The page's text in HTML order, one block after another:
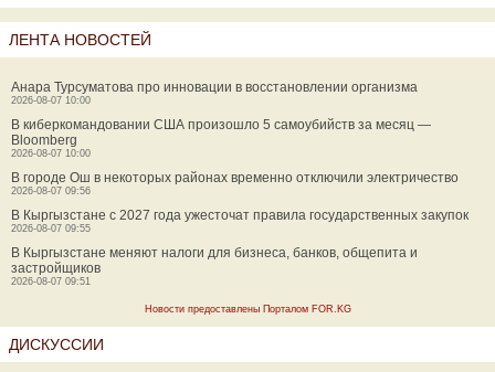
ЛЕНТА НОВОСТЕЙ
Анара Турсуматова про инновации в восстановлении организма
2026-08-07 10:00
В киберкомандовании США произошло 5 самоубийств за месяц —
Bloomberg
2026-08-07 10:00
В городе Ош в некоторых районах временно отключили электричество
2026-08-07 09:56
В Кыргызстане с 2027 года ужесточат правила государственных закупок
2026-08-07 09:55
В Кыргызстане меняют налоги для бизнеса, банков, общепита и
застройщиков
2026-08-07 09:51
Новости предоставлены Порталом FOR.KG
ДИСКУССИИ